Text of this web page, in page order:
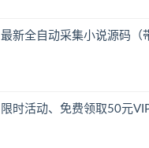
最新全自动采集小说源码（
限时活动、免费领取50元